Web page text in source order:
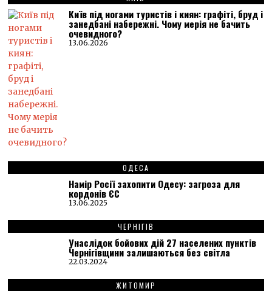
Київ під ногами туристів і киян: графіті, бруд і
занедбані набережні. Чому мерія не бачить
очевидного?
13.06.2026
ОДЕСА
Намір Росії захопити Одесу: загроза для
кордонів ЄС
13.06.2025
ЧЕРНІГІВ
Унаслідок бойових дій 27 населених пунктів
Чернігівщини залишаються без світла
22.03.2024
ЖИТОМИР